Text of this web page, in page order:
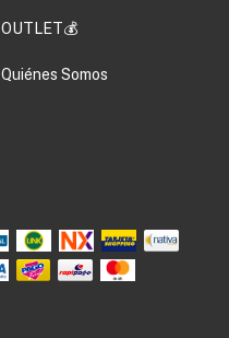
OUTLET💰
Quiénes Somos